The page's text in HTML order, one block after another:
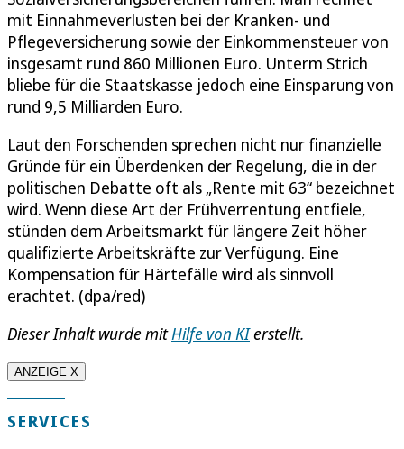
mit Einnahmeverlusten bei der Kranken- und
Pflegeversicherung sowie der Einkommensteuer von
insgesamt rund 860 Millionen Euro. Unterm Strich
bliebe für die Staatskasse jedoch eine Einsparung von
rund 9,5 Milliarden Euro.
Laut den Forschenden sprechen nicht nur finanzielle
Gründe für ein Überdenken der Regelung, die in der
politischen Debatte oft als „Rente mit 63“ bezeichnet
wird. Wenn diese Art der Frühverrentung entfiele,
stünden dem Arbeitsmarkt für längere Zeit höher
qualifizierte Arbeitskräfte zur Verfügung. Eine
Kompensation für Härtefälle wird als sinnvoll
erachtet. (dpa/red)
Dieser Inhalt wurde mitHilfe von KIerstellt.
ANZEIGE X
SERVICES